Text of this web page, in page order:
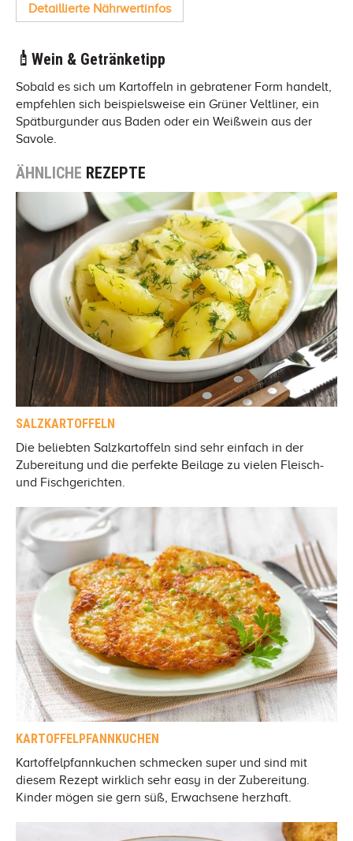
Detaillierte Nährwertinfos
Wein & Getränketipp
Sobald es sich um Kartoffeln in gebratener Form handelt,
empfehlen sich beispielsweise ein Grüner Veltliner, ein
Spätburgunder aus Baden oder ein Weißwein aus der
Savole.
ÄHNLICHE REZEPTE
SALZKARTOFFELN
Die beliebten Salzkartoffeln sind sehr einfach in der
Zubereitung und die perfekte Beilage zu vielen Fleisch-
und Fischgerichten.
KARTOFFELPFANNKUCHEN
Kartoffelpfannkuchen schmecken super und sind mit
diesem Rezept wirklich sehr easy in der Zubereitung.
Kinder mögen sie gern süß, Erwachsene herzhaft.